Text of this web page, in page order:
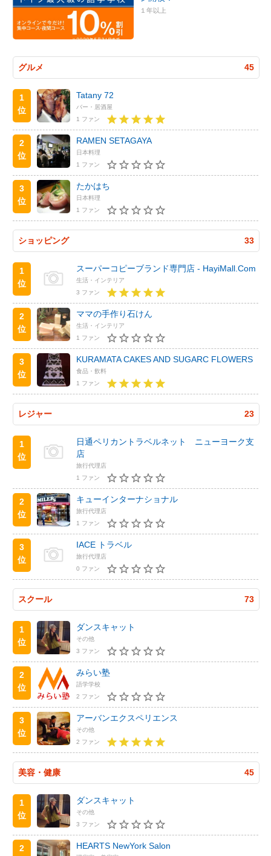
１年以上
グルメ 45
1
位
Tatany 72
バー・居酒屋
1 ファン
2
位
RAMEN SETAGAYA
日本料理
1 ファン
3
位
たかはち
日本料理
1 ファン
ショッピング 33
1
位
スーパーコピーブランド専門店 - HayiMall.Com
生活・インテリア
3 ファン
2
位
ママの手作り石けん
生活・インテリア
1 ファン
3
位
KURAMATA CAKES AND SUGARC FLOWERS
食品・飲料
1 ファン
レジャー 23
1
位
日通ペリカントラベルネット ニューヨーク支
店
旅行代理店
1 ファン
2
位
キューインターナショナル
旅行代理店
1 ファン
3
位
IACE トラベル
旅行代理店
0 ファン
スクール 73
1
位
ダンスキャット
その他
3 ファン
2
位
みらい塾
語学学校
2 ファン
3
位
アーバンエクスペリエンス
その他
2 ファン
美容・健康 45
1
位
ダンスキャット
その他
3 ファン
2
HEARTS NewYork Salon